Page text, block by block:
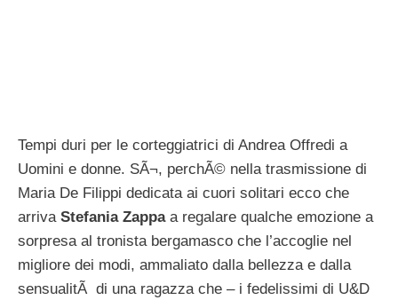
Tempi duri per le corteggiatrici di Andrea Offredi a
Uomini e donne. SÃ¬, perchÃ© nella trasmissione di
Maria De Filippi dedicata ai cuori solitari ecco che
arriva Stefania Zappa a regalare qualche emozione a
sorpresa al tronista bergamasco che l’accoglie nel
migliore dei modi, ammaliato dalla bellezza e dalla
sensualitÃ di una ragazza che – i fedelissimi di U&D